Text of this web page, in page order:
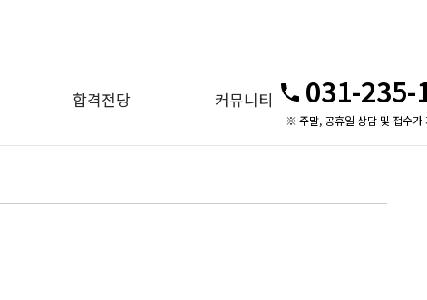
합격전당 커뮤니티 031-235-
※ 주말, 공휴일 상담 및 접수가